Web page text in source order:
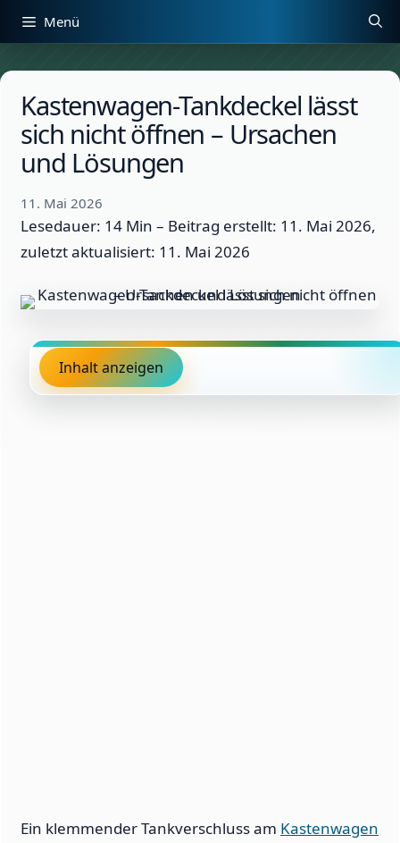
Zum
Inhalt
Menü
Kastenwagen-Tankdeckel lässt
sich nicht öffnen – Ursachen
und Lösungen
11. Mai 2026
Lesedauer: 14 Min – Beitrag erstellt: 11. Mai 2026,
zuletzt aktualisiert: 11. Mai 2026
Inhalt anzeigen
Ein klemmender Tankverschluss am Kastenwagen